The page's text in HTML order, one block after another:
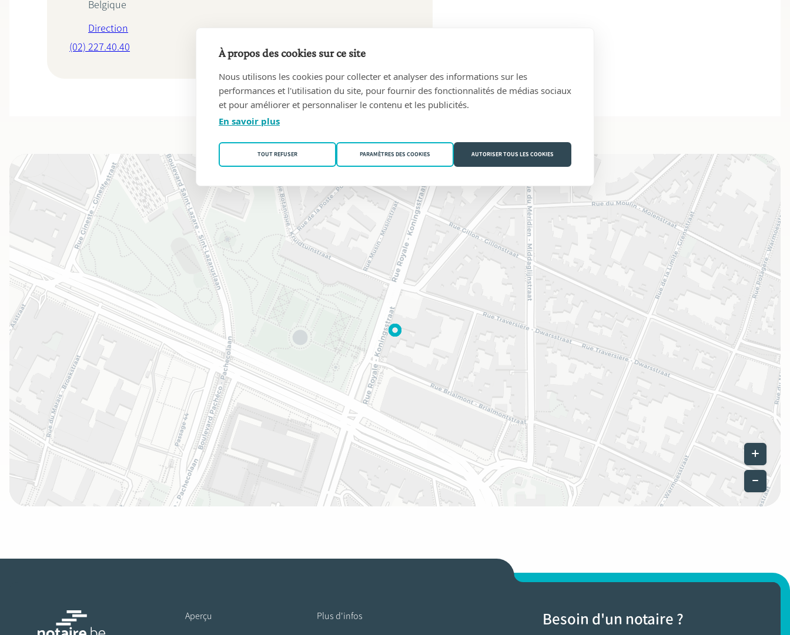
Belgique
Direction
(02) 227.40.40
Leaflet
Aperçu Plus d'infos Besoin d'un notaire ?
À propos des cookies sur ce site
Nous utilisons les cookies pour collecter et analyser des informations sur les
performances et l'utilisation du site, pour fournir des fonctionnalités de médias sociaux
et pour améliorer et personnaliser le contenu et les publicités.
En savoir plus
TOUT REFUSER PARAMÈTRES DES COOKIES AUTORISER TOUS LES COOKIES